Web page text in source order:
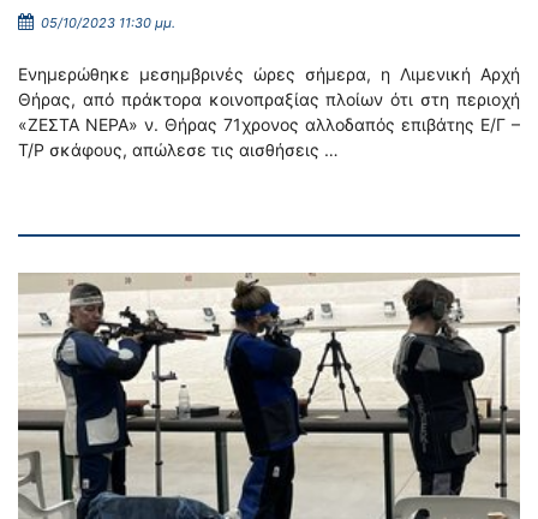
05/10/2023 11:30 μμ.
Ενημερώθηκε μεσημβρινές ώρες σήμερα, η Λιμενική Αρχή
Θήρας, από πράκτορα κοινοπραξίας πλοίων ότι στη περιοχή
«ΖΕΣΤΑ ΝΕΡΑ» ν. Θήρας 71χρονος αλλοδαπός επιβάτης Ε/Γ –
Τ/Ρ σκάφους, απώλεσε τις αισθήσεις …